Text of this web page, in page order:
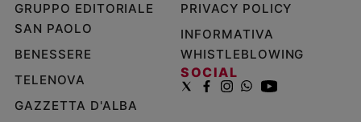
GRUPPO EDITORIALE
SAN PAOLO
BENESSERE
TELENOVA
GAZZETTA D'ALBA
PRIVACY POLICY
INFORMATIVA
WHISTLEBLOWING
SOCIAL